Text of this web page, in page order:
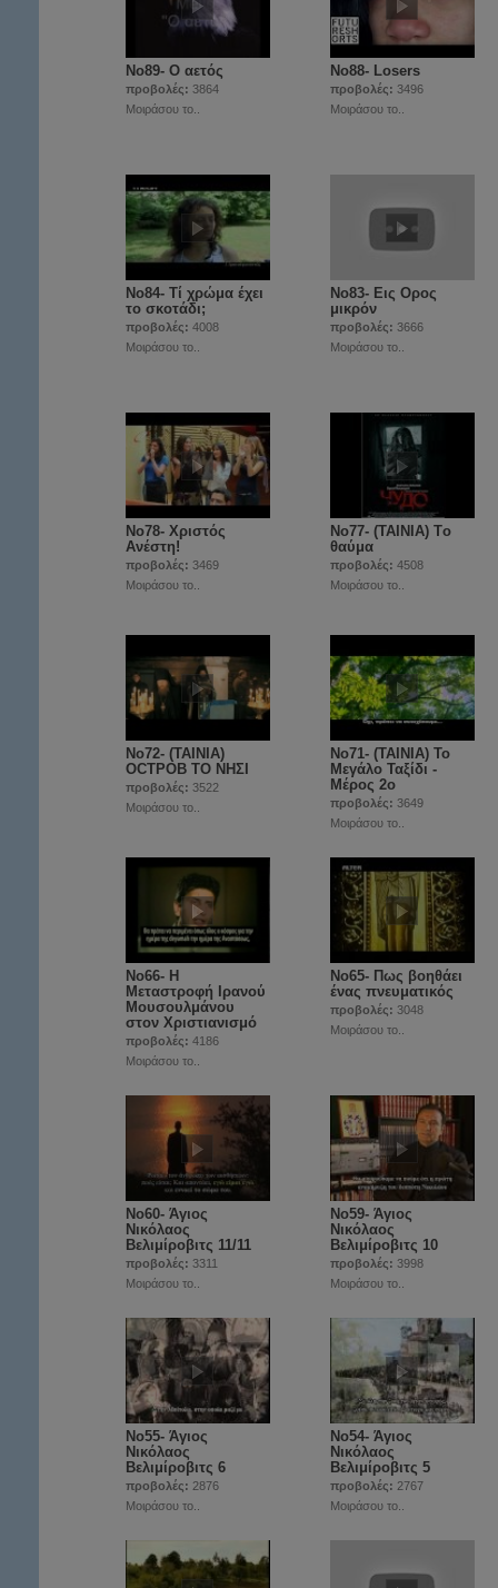
No89- Ο αετός
προβολές: 3864
Μοιράσου το..
No88- Losers
προβολές: 3496
Μοιράσου το..
Νο84- Τί χρώμα έχει
το σκοτάδι;
προβολές: 4008
Μοιράσου το..
Νο83- Εις Ορος
μικρόν
προβολές: 3666
Μοιράσου το..
Νο78- Χριστός
Ανέστη!
προβολές: 3469
Μοιράσου το..
Νο77- (ΤΑΙΝΙΑ) Tο
θαύμα
προβολές: 4508
Μοιράσου το..
Νο72- (ΤΑΙΝΙΑ)
OCTPOB ΤΟ ΝΗΣΙ
προβολές: 3522
Μοιράσου το..
Νο71- (ΤΑΙΝΙΑ) Το
Μεγάλο Ταξίδι -
Μέρος 2ο
προβολές: 3649
Μοιράσου το..
Νο66- Η
Μεταστροφή Ιρανού
Μουσουλμάνου
στον Χριστιανισμό
προβολές: 4186
Μοιράσου το..
Νο65- Πως βοηθάει
ένας πνευματικός
προβολές: 3048
Μοιράσου το..
Νο60- Άγιος
Νικόλαος
Βελιμίροβιτς 11/11
προβολές: 3311
Μοιράσου το..
Νο59- Άγιος
Νικόλαος
Βελιμίροβιτς 10
προβολές: 3998
Μοιράσου το..
Νο55- Άγιος
Νικόλαος
Βελιμίροβιτς 6
προβολές: 2876
Μοιράσου το..
Νο54- Άγιος
Νικόλαος
Βελιμίροβιτς 5
προβολές: 2767
Μοιράσου το..